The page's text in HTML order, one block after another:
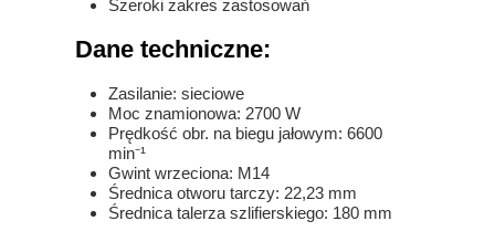
Szeroki zakres zastosowań
Dane techniczne:
Zasilanie: sieciowe
Moc znamionowa: 2700 W
Prędkość obr. na biegu jałowym: 6600
min⁻¹
Gwint wrzeciona: M14
Średnica otworu tarczy: 22,23 mm
Średnica talerza szlifierskiego: 180 mm